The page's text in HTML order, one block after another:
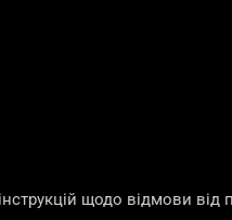
щодо відмови від